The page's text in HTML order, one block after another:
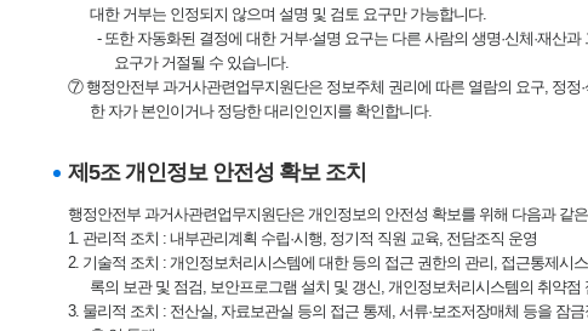
대한 거부는 인정되지 않으며 설명 및 검토 요구만 가능합니다.
- 또한 자동화된 결정에 대한 거부·설명 요구는 다른 사람의 생명·신체·재산
요구가 거절될 수 있습니다.
⑦ 행정안전부 과거사관련업무지원단은 정보주체 권리에 따른 열람의 요구, 정정
한 자가 본인이거나 정당한 대리인인지를 확인합니다.
제5조 개인정보 안전성 확보 조치
행정안전부 과거사관련업무지원단은 개인정보의 안전성 확보를 위해 다음과 같
1. 관리적 조치 : 내부관리계획 수립·시행, 정기적 직원 교육, 전담조직 운영
2. 기술적 조치 : 개인정보처리시스템에 대한 등의 접근 권한의 관리, 접근통제시
록의 보관 및 점검, 보안프로그램 설치 및 갱신, 개인정보처리시스템의 취약점
3. 물리적 조치 : 전산실, 자료보관실 등의 접근 통제, 서류·보조저장매체 등을 잠